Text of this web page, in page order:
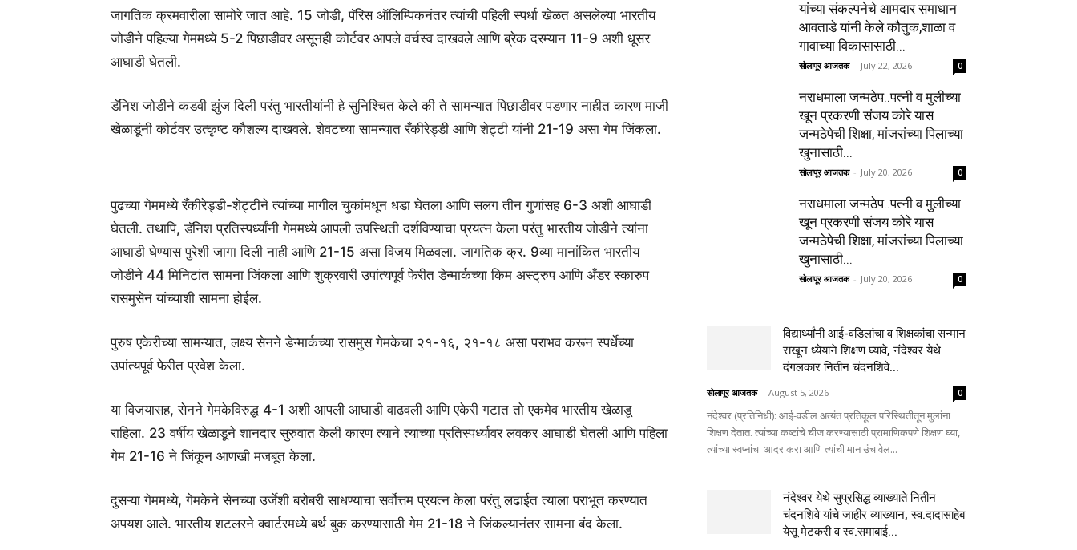
जागतिक क्रमवारीला सामोरे जात आहे. 15 जोडी, पॅरिस ऑलिम्पिकनंतर त्यांची पहिली स्पर्धा खेळत असलेल्या भारतीय
जोडीने पहिल्या गेममध्ये 5-2 पिछाडीवर असूनही कोर्टवर आपले वर्चस्व दाखवले आणि ब्रेक दरम्यान 11-9 अशी धूसर
आघाडी घेतली.
डॅनिश जोडीने कडवी झुंज दिली परंतु भारतीयांनी हे सुनिश्चित केले की ते सामन्यात पिछाडीवर पडणार नाहीत कारण माजी
खेळाडूंनी कोर्टवर उत्कृष्ट कौशल्य दाखवले. शेवटच्या सामन्यात रँकीरेड्डी आणि शेट्टी यांनी 21-19 असा गेम जिंकला.
पुढच्या गेममध्ये रँकीरेड्डी-शेट्टीने त्यांच्या मागील चुकांमधून धडा घेतला आणि सलग तीन गुणांसह 6-3 अशी आघाडी
घेतली. तथापि, डॅनिश प्रतिस्पर्ध्यांनी गेममध्ये आपली उपस्थिती दर्शविण्याचा प्रयत्न केला परंतु भारतीय जोडीने त्यांना
आघाडी घेण्यास पुरेशी जागा दिली नाही आणि 21-15 असा विजय मिळवला. जागतिक क्र. 9व्या मानांकित भारतीय
जोडीने 44 मिनिटांत सामना जिंकला आणि शुक्रवारी उपांत्यपूर्व फेरीत डेन्मार्कच्या किम अस्ट्रुप आणि अँडर स्कारुप
रासमुसेन यांच्याशी सामना होईल.
पुरुष एकेरीच्या सामन्यात, लक्ष्य सेनने डेन्मार्कच्या रासमुस गेमकेचा २१-१६, २१-१८ असा पराभव करून स्पर्धेच्या
उपांत्यपूर्व फेरीत प्रवेश केला.
या विजयासह, सेनने गेमकेविरुद्ध 4-1 अशी आपली आघाडी वाढवली आणि एकेरी गटात तो एकमेव भारतीय खेळाडू
राहिला. 23 वर्षीय खेळाडूने शानदार सुरुवात केली कारण त्याने त्याच्या प्रतिस्पर्ध्यावर लवकर आघाडी घेतली आणि पहिला
गेम 21-16 ने जिंकून आणखी मजबूत केला.
दुसऱ्या गेममध्ये, गेमकेने सेनच्या उर्जेशी बरोबरी साधण्याचा सर्वोत्तम प्रयत्न केला परंतु लढाईत त्याला पराभूत करण्यात
अपयश आले. भारतीय शटलरने क्वार्टरमध्ये बर्थ बुक करण्यासाठी गेम 21-18 ने जिंकल्यानंतर सामना बंद केला.
यांच्या संकल्पनेचे आमदार समाधान
आवताडे यांनी केले कौतुक,शाळा व
गावाच्या विकासासाठी...
सोलापूर आजतक - July 22, 2026 0
नराधमाला जन्मठेप..पत्नी व मुलीच्या
खून प्रकरणी संजय कोरे यास
जन्मठेपेची शिक्षा, मांजरांच्या पिलाच्या
खुनासाठी...
सोलापूर आजतक - July 20, 2026 0
नराधमाला जन्मठेप..पत्नी व मुलीच्या
खून प्रकरणी संजय कोरे यास
जन्मठेपेची शिक्षा, मांजरांच्या पिलाच्या
खुनासाठी...
सोलापूर आजतक - July 20, 2026 0
विद्यार्थ्यांनी आई-वडिलांचा व शिक्षकांचा सन्मान
राखून ध्येयाने शिक्षण घ्यावे, नंदेश्वर येथे
दंगलकार नितीन चंदनशिवे...
सोलापूर आजतक - August 5, 2026 0
नंदेश्वर (प्रतिनिधी): आई-वडील अत्यंत प्रतिकूल परिस्थितीतून मुलांना
शिक्षण देतात. त्यांच्या कष्टांचे चीज करण्यासाठी प्रामाणिकपणे शिक्षण घ्या,
त्यांच्या स्वप्नांचा आदर करा आणि त्यांची मान उंचावेल...
नंदेश्वर येथे सुप्रसिद्ध व्याख्याते नितीन
चंदनशिवे यांचे जाहीर व्याख्यान, स्व.दादासाहेब
येसू मेटकरी व स्व.समाबाई...